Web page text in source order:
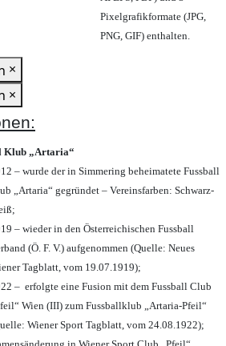
Pixelgrafikformate (JPG,
PNG, GIF) enthalten.
×
×
Klub „Artaria“
– wurde der in Simmering beheimatete Fussball
„Artaria“ gegründet – Vereinsfarben: Schwarz-
– wieder in den Österreichischen Fussball
(Ö. F. V.) aufgenommen (Quelle: Neues
Tagblatt, vom 19.07.1919);
– erfolgte eine Fusion mit dem Fussball Club
Wien (III) zum Fussballklub „Artaria-Pfeil“
Wiener Sport Tagblatt, vom 24.08.1922);